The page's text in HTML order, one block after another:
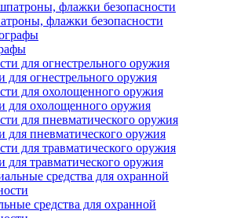
флажки безопасности
для огнестрельного оружия
для охолощенного оружия
для пневматического оружия
для травматического оружия
средства для охранной